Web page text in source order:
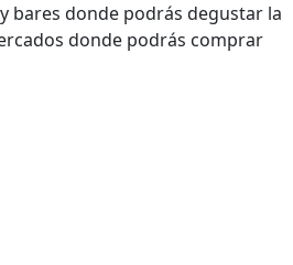
bares donde podrás degustar la
donde podrás comprar